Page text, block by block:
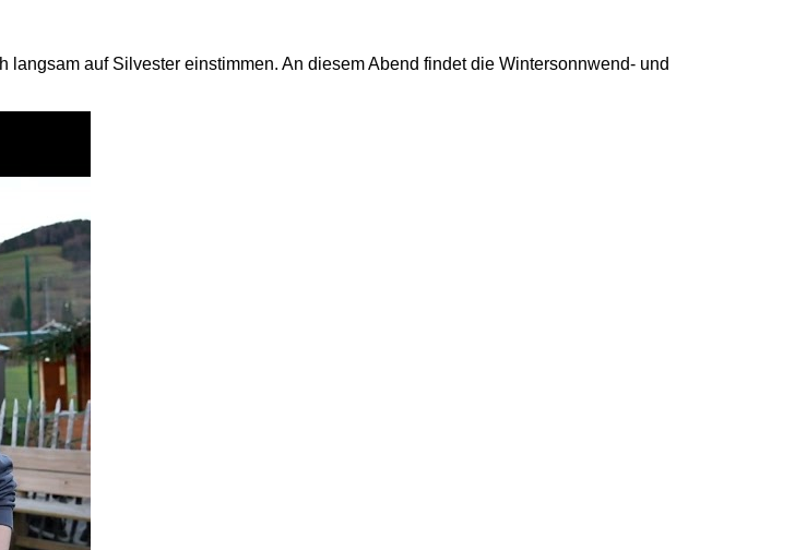
auf Silvester einstimmen. An diesem Abend findet die Wintersonnwend- und